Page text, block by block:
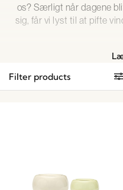
os? Særligt når dagene
sig, får vi lyst til at pifte
Filter products